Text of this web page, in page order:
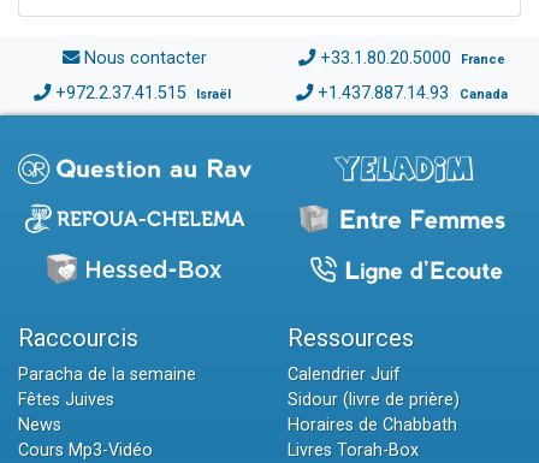
Nous contacter +33.1.80.20.5000 France
+972.2.37.41.515 Israël +1.437.887.14.93 Canada
Raccourcis
Paracha de la semaine
Fêtes Juives
News
Cours Mp3-Vidéo
Ressources
Calendrier Juif
Sidour (livre de prière)
Horaires de Chabbath
Livres Torah-Box